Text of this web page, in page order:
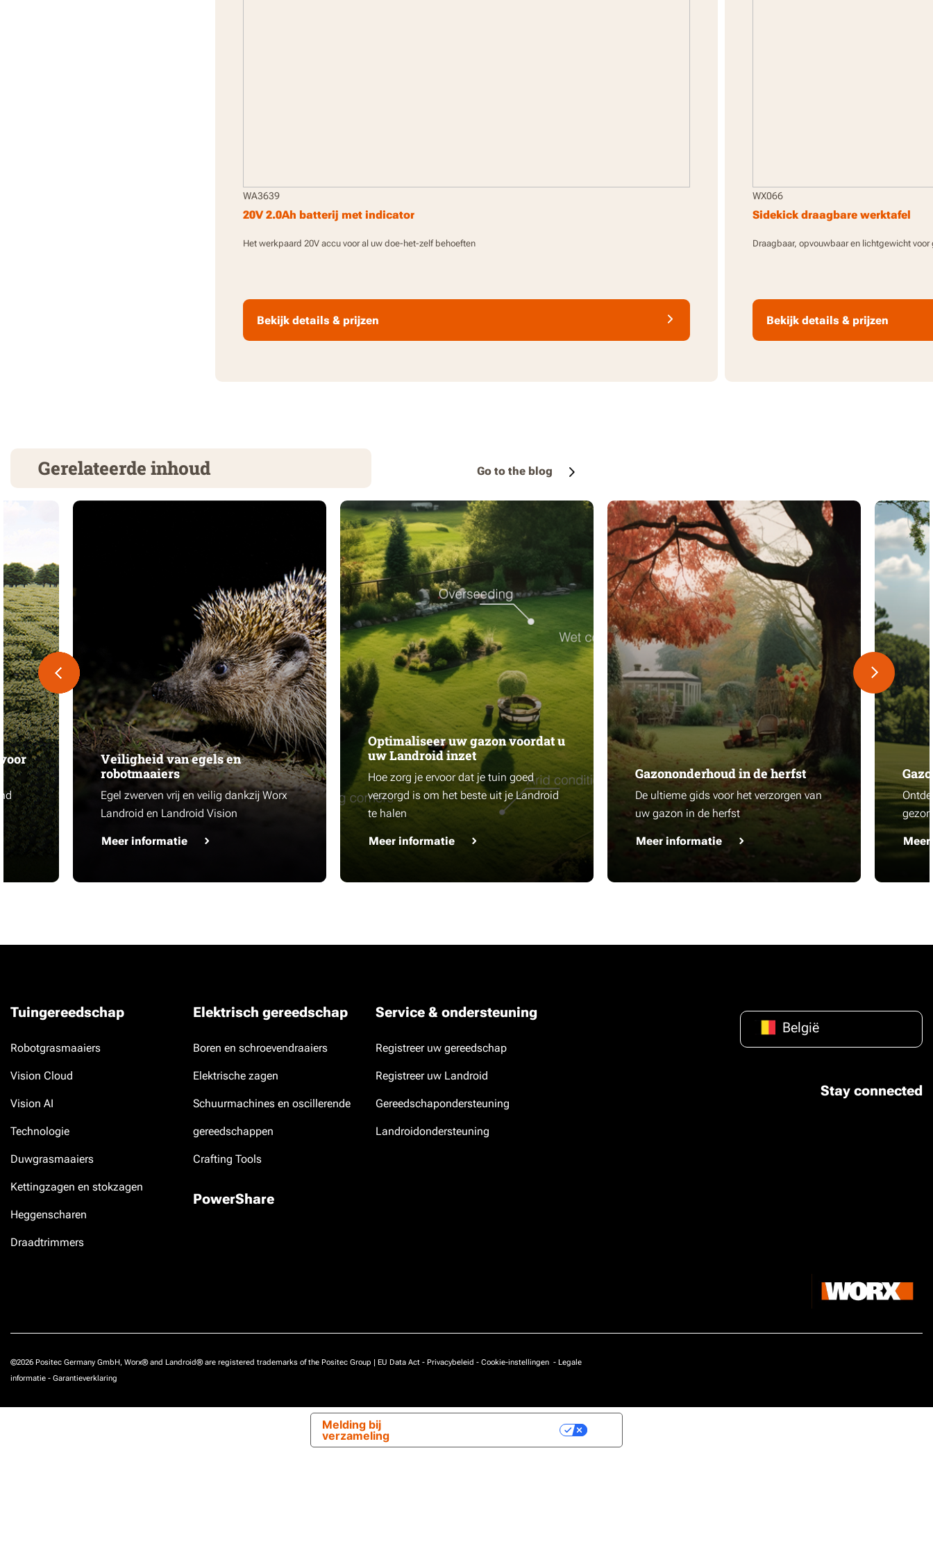
WA3639
20V 2.0Ah batterij met indicator
Het werkpaard 20V accu voor al uw doe-het-zelf behoeften
Bekijk details & prijzen
WX066
Sidekick draagbare werktafel
Draagbaar, opvouwbaar en lichtgewicht
Bekijk details & prijzen
Gerelateerde inhoud Go to the blog
Veiligheid van egels en
robotmaaiers
Egel zwerven vrij en veilig dankzij Worx
Landroid en Landroid Vision
Meer informatie
Optimaliseer uw gazon voordat u
uw Landroid inzet
Hoe zorg je ervoor dat je tuin goed
verzorgd is om het beste uit je Landroid
te halen
Meer informatie
Gazononderhoud in de herfst
De ultieme gids voor het verzorgen van
uw gazon in de herfst
Meer informatie
Tuingereedschap
Robotgrasmaaiers
Vision Cloud
Vision AI
Technologie
Duwgrasmaaiers
Kettingzagen en stokzagen
Heggenscharen
Draadtrimmers
Elektrisch gereedschap
Boren en schroevendraaiers
Elektrische zagen
Schuurmachines en oscillerende
gereedschappen
Crafting Tools
PowerShare
Service & ondersteuning
Registreer uw gereedschap
Registreer uw Landroid
Gereedschapondersteuning
Landroidondersteuning
België
Stay connected
©2026 Positec Germany GmbH, Worx® and Landroid® are registered trademarks of the Positec Group | EU Data Act - Privacybeleid - Cookie-instellingen - Legale
informatie - Garantieverklaring
Melding bij
verzameling